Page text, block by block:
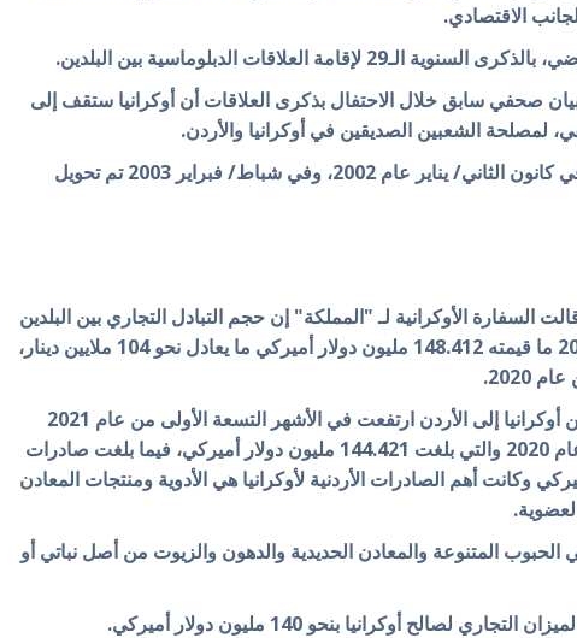
الاقتصادي.
العلاقات الدبلوماسية بين البلدين.
صحفي سابق خلال الاحتفال بذكرى العلاقات أن أوكرانيا ستقف إلى
الشعبين الصديقين في أوكرانيا والأردن.
وبدأت قنصلية أوكرانيا عملها في الأردن في كانون الثاني/ يناير عام 2002، وفي شباط/ فبراير 2003 تم تحويل
السفارة الأوكرانية لـ "المملكة" إن حجم التبادل التجاري بين البلدين
بلغ في الأشهر التسعة الأولى من عام 2021 ما قيمته 148.412 مليون دولار أميركي ما يعادل نحو 104 ملايين دينار،
وبحسب السفارة فإن صادرات البضائع من أوكرانيا إلى الأردن ارتفعت في الأشهر التسعة الأولى من عام 2021
بنسبة 14.7% مقارنة بالفترة نفسها من عام 2020 والتي بلغت 144.421 مليون دولار أميركي، فيما بلغت صادرات
3,991 مليون دولار أميركي وكانت أهم الصادرات الأردنية لأوكرانيا هي الأدوية ومنتجات المعادن
الحبوب المتنوعة والمعادن الحديدية والدهون والزيوت من أصل نباتي أو
أوكرانيا بنحو 140 مليون دولار أميركي.